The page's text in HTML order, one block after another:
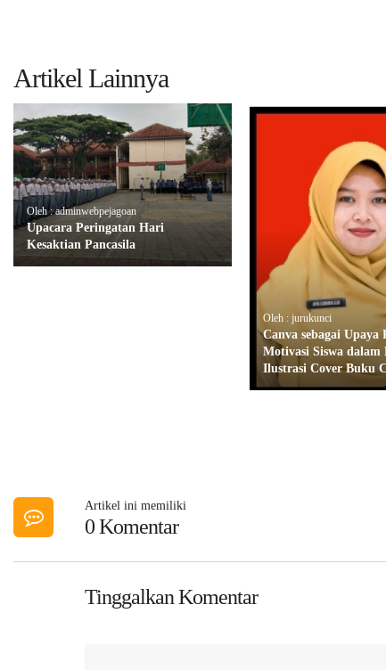
Artikel Lainnya
Oleh : adminwebpejagoan
Upacara Peringatan Hari
Kesaktian Pancasila
Oleh : jurukunci
Canva sebagai Upaya
Motivasi Siswa dalam
Ilustrasi Cover Buku
Artikel ini memiliki
0 Komentar
Tinggalkan Komentar